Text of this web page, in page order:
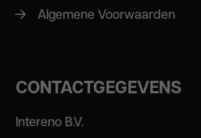
Algemene Voorwaarden
CONTACTGEGEVENS
Intereno B.V.